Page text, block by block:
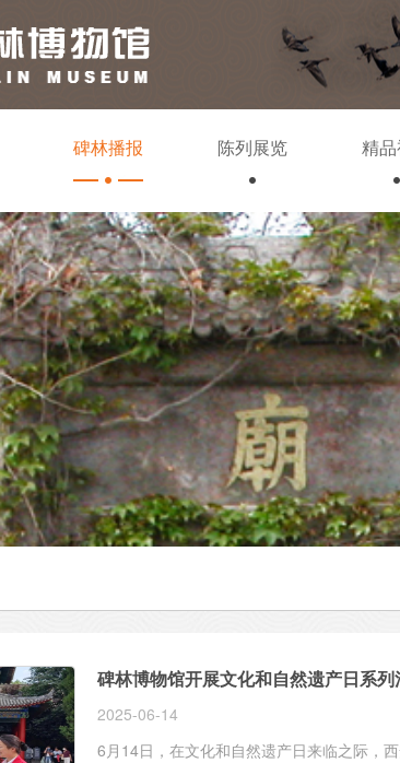
碑林播报 陈列展览 精
碑林博物馆开展文化和自然遗产日系列
2025-06-14
6月14日，在文化和自然遗产日来临之际，